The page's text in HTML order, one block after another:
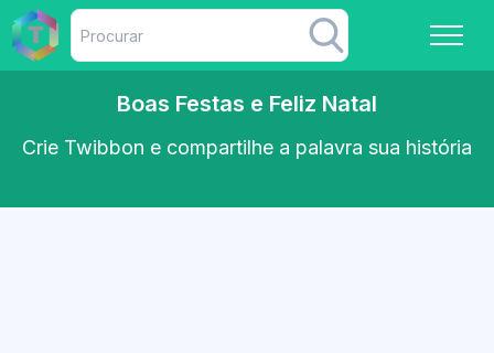
Boas Festas e Feliz Natal
Crie Twibbon e compartilhe a palavra sua história